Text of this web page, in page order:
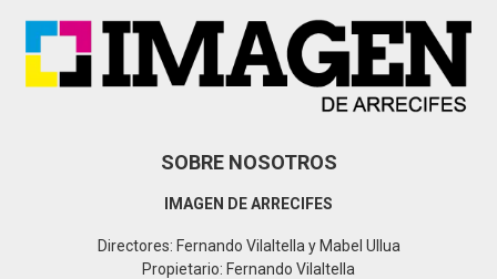
SOBRE NOSOTROS
IMAGEN DE ARRECIFES
Directores: Fernando Vilaltella y Mabel Ullua
Propietario: Fernando Vilaltella